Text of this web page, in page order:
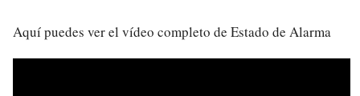
Aquí puedes ver el vídeo completo de Estado de Alarma